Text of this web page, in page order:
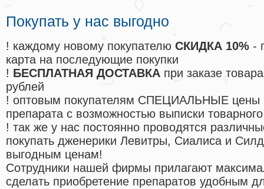
Покупать у нас выгодно
! каждому новому покупателю СКИДКА 10% -
карта на последующие покупки
! БЕСПЛАТНАЯ ДОСТАВКА при заказе
рублей
! оптовым покупателям СПЕЦИАЛЬНЫЕ цены
препарата с возможностью выписки
! так же у нас постоянно проводятся
покупать дженерики Левитры, Сиалиса и
выгодным ценам!
Cотрудники нашей фирмы прилагают
сделать приобретение препаратов удобным